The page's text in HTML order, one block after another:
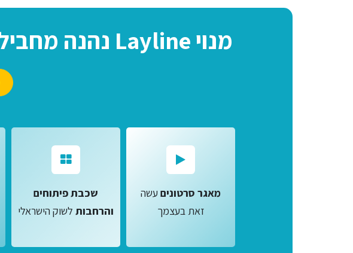
מנוי Layline נהנה מחבילת מוצרים ושירותים במנוי אטרקטיבי
שכבת פיתוחים
והרחבותלשוק הישראלי
מאגר סרטוניםעשה
זאת בעצמך